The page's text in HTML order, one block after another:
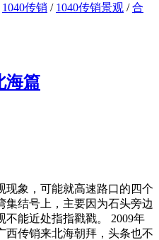
1040传销 / 1040传销景观 /合
海篇
现象，可能就高速路口的四个
集结号上，主要因为石头旁边
能近处指指戳戳。 2009年
西传销来北海朝拜，头条也不